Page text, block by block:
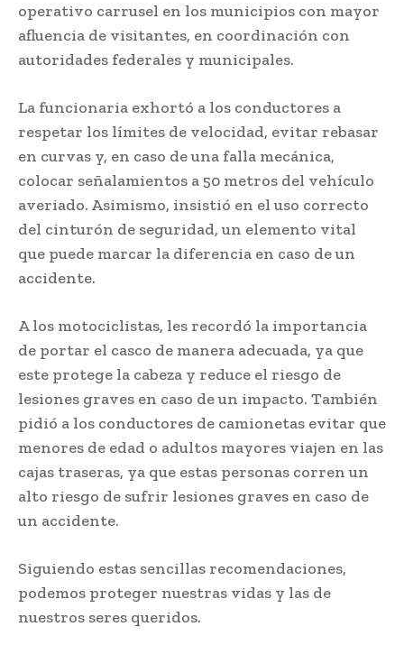
operativo carrusel en los municipios con mayor
afluencia de visitantes, en coordinación con
autoridades federales y municipales.
La funcionaria exhortó a los conductores a
respetar los límites de velocidad, evitar rebasar
en curvas y, en caso de una falla mecánica,
colocar señalamientos a 50 metros del vehículo
averiado. Asimismo, insistió en el uso correcto
del cinturón de seguridad, un elemento vital
que puede marcar la diferencia en caso de un
accidente.
A los motociclistas, les recordó la importancia
de portar el casco de manera adecuada, ya que
este protege la cabeza y reduce el riesgo de
lesiones graves en caso de un impacto. También
pidió a los conductores de camionetas evitar que
menores de edad o adultos mayores viajen en las
cajas traseras, ya que estas personas corren un
alto riesgo de sufrir lesiones graves en caso de
un accidente.
Siguiendo estas sencillas recomendaciones,
podemos proteger nuestras vidas y las de
nuestros seres queridos.